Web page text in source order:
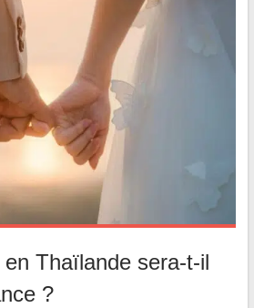
Thaïlande sera-t-il
?